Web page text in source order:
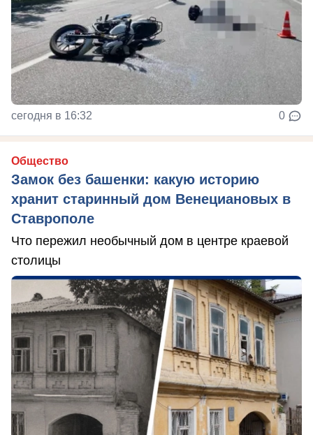
сегодня в 16:32 0
Общество
Замок без башенки: какую историю
хранит старинный дом Венециановых в
Ставрополе
Что пережил необычный дом в центре краевой
столицы